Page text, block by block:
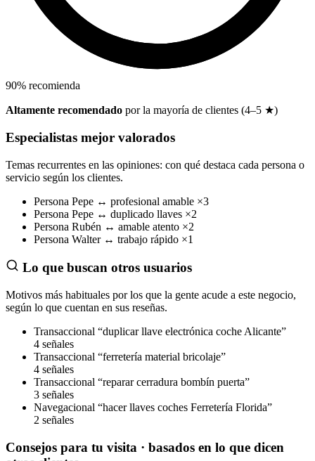
90% recomienda
Altamente recomendado por la mayoría de clientes (4–5 ★)
Especialistas mejor valorados
Temas recurrentes en las opiniones: con qué destaca cada persona o
servicio según los clientes.
Persona Pepe ↔ profesional amable ×3
Persona Pepe ↔ duplicado llaves ×2
Persona Rubén ↔ amable atento ×2
Persona Walter ↔ trabajo rápido ×1
Lo que buscan otros usuarios
Motivos más habituales por los que la gente acude a este negocio,
según lo que cuentan en sus reseñas.
Transaccional “duplicar llave electrónica coche Alicante”
4 señales
Transaccional “ferretería material bricolaje”
4 señales
Transaccional “reparar cerradura bombín puerta”
3 señales
Navegacional “hacer llaves coches Ferretería Florida”
2 señales
Consejos para tu visita · basados en lo que dicen